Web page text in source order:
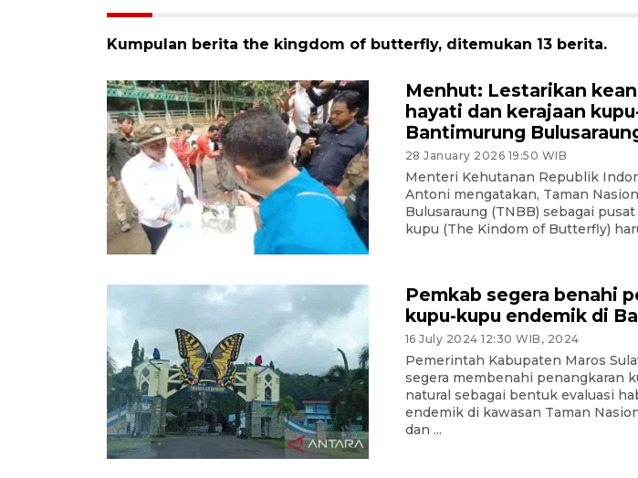
Kumpulan berita the kingdom of butterfly, ditemukan 13 berita.
Menhut: Lestarikan
hayati dan kerajaan
Bantimurung
28 January 2026 19:50 WIB
Menteri Kehutanan Republik
Antoni mengatakan, Taman
Bulusaraung (TNBB) sebagai
kupu (The Kindom of Butterfly)
Pemkab segera benahi
kupu-kupu endemik di
16 July 2024 12:30 WIB, 2024
Pemerintah Kabupaten Maros
segera membenahi penangkaran
natural sebagai bentuk evaluasi
endemik di kawasan Taman
dan ...